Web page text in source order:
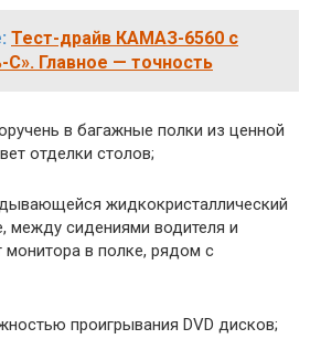
Тест-драйв КАМАЗ-6560 с
Главное — точность
в багажные полки из ценной
отделки столов;
жидкокристаллический
между сидениями водителя и
монитора в полке, рядом с
проигрывания DVD дисков;